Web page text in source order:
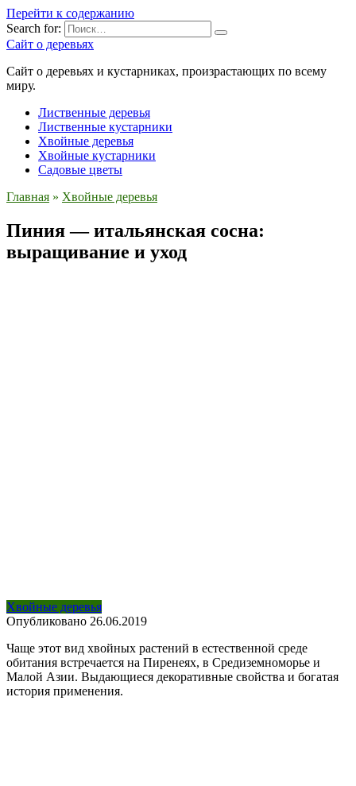
Перейти к содержанию
Search for:
Сайт о деревьях
Сайт о деревьях и кустарниках, произрастающих по всему
миру.
Лиственные деревья
Лиственные кустарники
Хвойные деревья
Хвойные кустарники
Садовые цветы
Главная » Хвойные деревья
Пиния — итальянская сосна:
выращивание и уход
Хвойные деревья
Опубликовано 26.06.2019
Чаще этот вид хвойных растений в естественной среде
обитания встречается на Пиренеях, в Средиземноморье и
Малой Азии. Выдающиеся декоративные свойства и богатая
история применения.